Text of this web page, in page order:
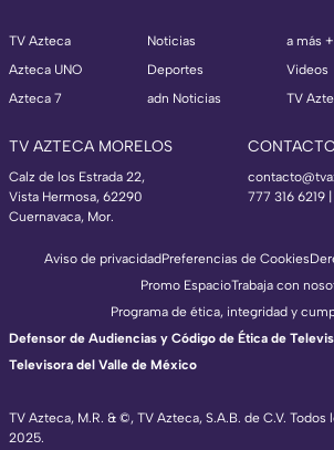
TV Azteca
Azteca UNO
Azteca 7
Noticias
Deportes
adn Noticias
a más +
Videos
TV
TV AZTECA MORELOS
Calz de los Estrada 22,
Vista Hermosa, 62290
Cuernavaca, Mor.
777 316 6219
TV Azteca, M.R. & ©, TV Azteca, S.A.B. de C.V.
2025.
Aviso de privacidadPreferencias de Cookies
Promo EspacioTrabaja con
Programa de ética, integridad y
Defensor de Audiencias y Código de Ética de
Televisora del Valle de México